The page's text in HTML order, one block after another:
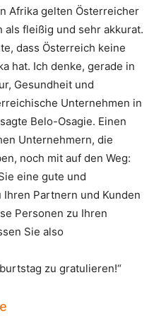
Afrika gelten Österreicher
fleißig und sehr akkurat.
dass Österreich keine
hat. Ich denke, gerade in
Gesundheit und
Unternehmen in
Belo-Osagie. Einen
Unternehmern, die
noch mit auf den Weg:
eine gute und
Partnern und Kunden
Personen zu Ihren
Sie also
zu gratulieren!“